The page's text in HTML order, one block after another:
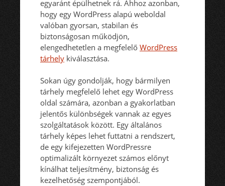
egyaránt épülhetnek rá. Ahhoz azonban,
hogy egy WordPress alapú weboldal
valóban gyorsan, stabilan és
biztonságosan működjön,
elengedhetetlen a megfelelő WordPress
tárhely kiválasztása.
Sokan úgy gondolják, hogy bármilyen
tárhely megfelelő lehet egy WordPress
oldal számára, azonban a gyakorlatban
jelentős különbségek vannak az egyes
szolgáltatások között. Egy általános
tárhely képes lehet futtatni a rendszert,
de egy kifejezetten WordPressre
optimalizált környezet számos előnyt
kínálhat teljesítmény, biztonság és
kezelhetőség szempontjából.